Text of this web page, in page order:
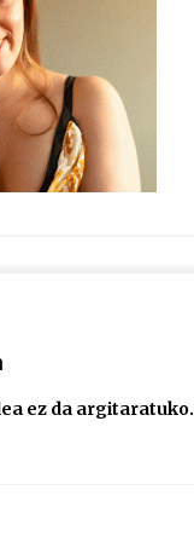
16
Pedro jaietako bertso-
09
ez da argitaratuko.